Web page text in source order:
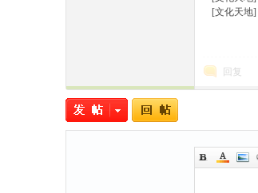
[文化天地]
回复